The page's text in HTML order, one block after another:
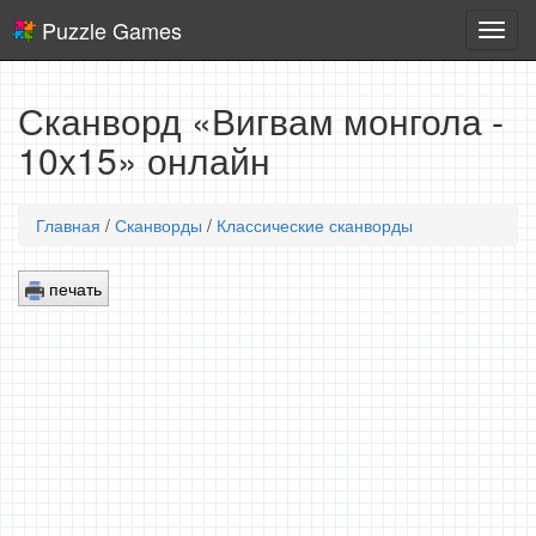
игры
Puzzle Games
Сканворд «Вигвам монгола -
10x15» онлайн
Главная / Сканворды / Классические сканворды
печать